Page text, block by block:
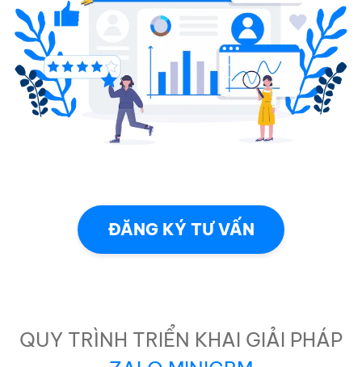
ĐĂNG KÝ TƯ VẤN
QUY TRÌNH TRIỂN KHAI GIẢI PHÁP